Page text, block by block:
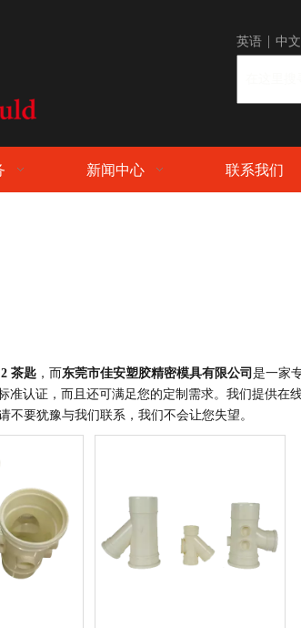
英语 | 中
新闻中心 联系我们
茶匙 ，而东莞市佳安塑胶精密模具有限公司 是一家
准认证，而且还可满足您的定制需求。我们提供在
不要犹豫与我们联系，我们不会让您失望。